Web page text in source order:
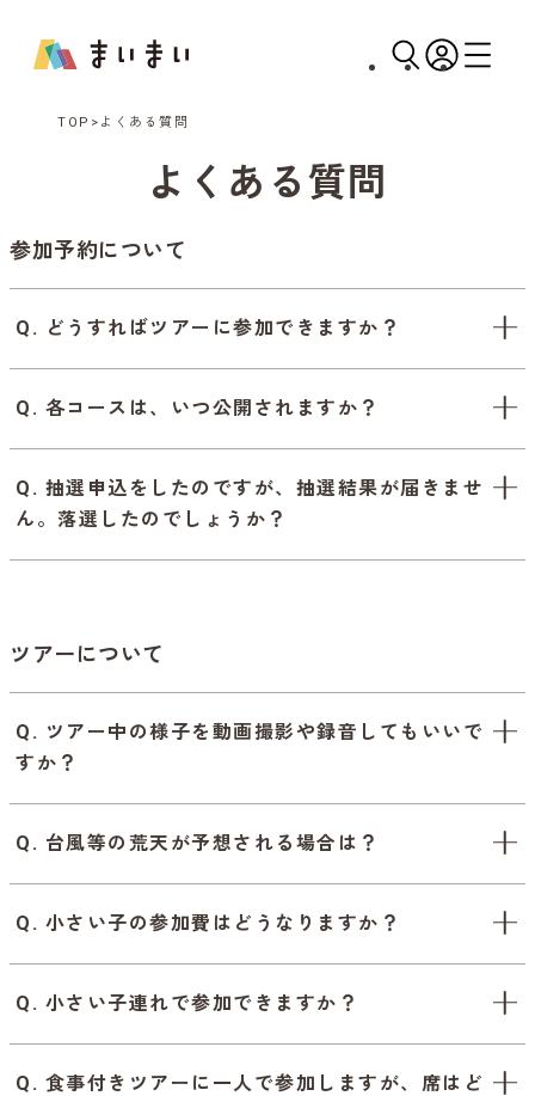
TOP よくある質問
よくある質問
参加予約について
Q. どうすればツアーに参加できますか？
Q. 各コースは、いつ公開されますか？
Q. 抽選申込をしたのですが、抽選結果が届きませ
ん。落選したのでしょうか？
ツアーについて
Q. ツアー中の様子を動画撮影や録音してもいいで
すか？
Q. 台風等の荒天が予想される場合は？
Q. 小さい子の参加費はどうなりますか？
Q. 小さい子連れで参加できますか？
Q. 食事付きツアーに一人で参加しますが、席はど